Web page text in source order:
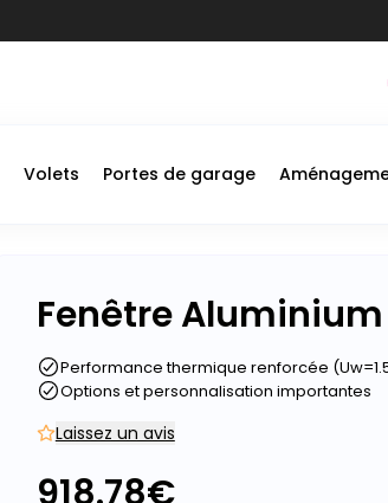
Volets Portes de garage
Fenêtre
Performance thermique renforcée
Options et personnalisation importantes
Laissez un avis